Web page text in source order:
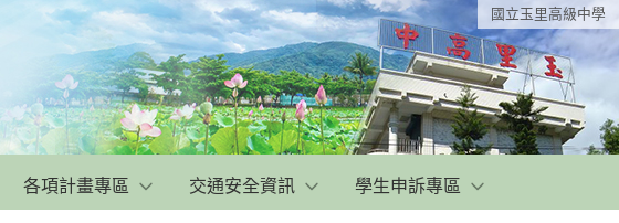
國立玉里高級中學
各項計畫專區 交通安全資訊 學生申訴專區